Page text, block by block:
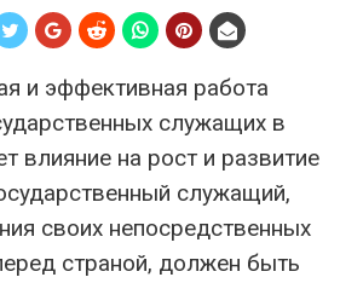
и эффективная работа
служащих в
влияние на рост и развитие
служащий,
своих непосредственных
страной, должен быть